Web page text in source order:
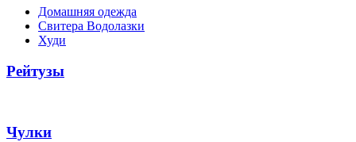
Домашняя одежда
Свитера Водолазки
Худи
Рейтузы
Чулки